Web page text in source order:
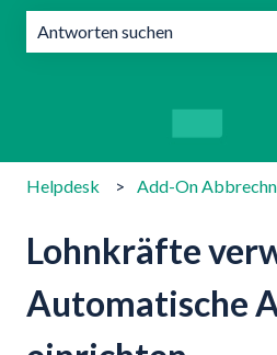
Helpdesk Add-On
Lohnkräfte
Automatische